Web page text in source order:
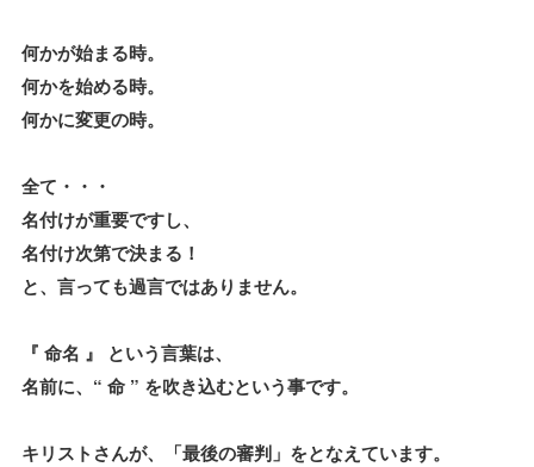
何かが始まる時。
何かを始める時。
何かに変更の時。
全て・・・
名付けが重要ですし、
名付け次第で決まる！
と、言っても過言ではありません。
『 命名 』 という言葉は、
名前に、“ 命 ” を吹き込むという事です。
キリストさんが、「最後の審判」をとなえています。